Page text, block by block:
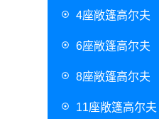
4座敞篷高尔夫
6座敞篷高尔夫
8座敞篷高尔夫
11座敞篷高尔夫